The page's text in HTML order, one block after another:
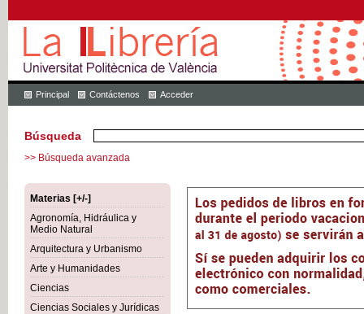
Principal Contáctenos Acceder
Búsqueda
>> Búsqueda avanzada
Materias [+/-]
Agronomía, Hidráulica y
Medio Natural
Arquitectura y Urbanismo
Arte y Humanidades
Ciencias
Ciencias Sociales y Jurídicas